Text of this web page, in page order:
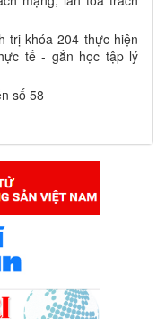
trị khóa 204 thực hiện
tế - gắn học tập lý
số 58